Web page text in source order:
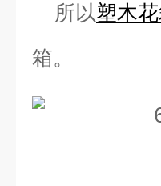
所以塑木
箱。